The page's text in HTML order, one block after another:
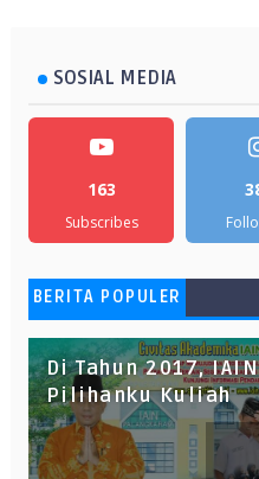
SOSIAL MEDIA
163
Subscribes
BERITA POPULER
Di Tahun 2017,
Pilihanku Kuliah